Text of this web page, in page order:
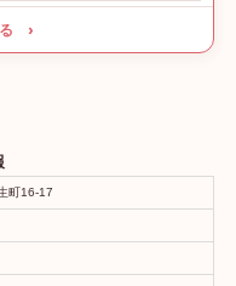
る ›
町16-17